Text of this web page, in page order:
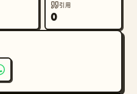
引用
0